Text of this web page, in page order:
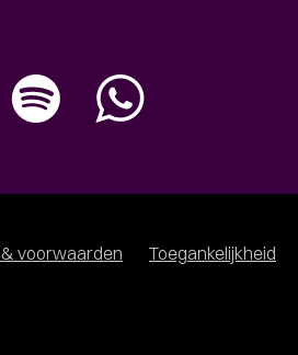
voorwaarden Toegankelijkheid